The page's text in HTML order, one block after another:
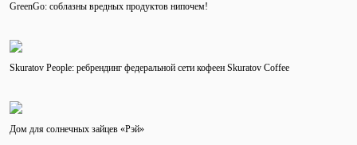
GreenGo: соблазны вредных продуктов нипочем!
Skuratov People: ребрендинг федеральной сети кофеен Skuratov Coffee
Дом для солнечных зайцев «Рэй»